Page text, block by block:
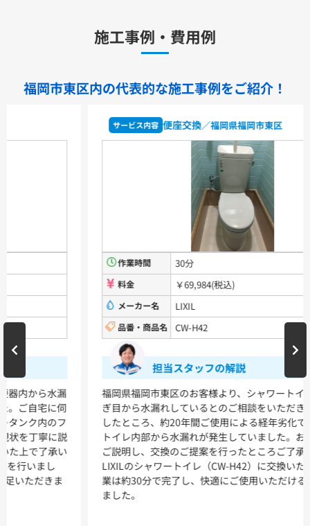
TKS05321Z TKS05305JA TKS05305ZA
TKS05301J TKS05311J TKS05310J
洗面化粧台用水栓金具
TLHG30ERZ TLN32TEFR
TLHG31AEFZ TLHG30EGR TLHG30EGZ
TLS05301J
TLS05301Z TLG05301J TLG05301Z
LF-E345SYCN
TBV03401Z1 TBV03423J1
洗面化粧台
VシリーズLMPB060A1GDC1G+LDPB060BAGEN2
VシリーズLMPB075A1GDC1G+LDPB075BAGEN2
VシリーズLMPB075A3GDC1G+LDPB075BAGEN2
VシリーズLMPB075B1GDC1G+LDPB075BAGEN2
浴室
シンラ サザナ
キッチン
施工事例・費用例
福岡市東区内の代表的な施工事例をご紹介！
便座交換／福岡県福岡市東区
30分
￥69,984(税込)
LIXIL
CW-H42
担当スタッフの解説
福岡県福岡市東区のお客様より、シャワートイレのホース継
ぎ目から水漏れしているとのご相談をいただきました。確認
したところ、約20年間ご使用による経年劣化で、シャワー
トイレ内部から水漏れが発生していました。お客様に状況を
ご説明し、交換のご提案を行ったところご了承いただき、
LIXILのシャワートイレ（CW-H42）に交換いたしました。作
業は約30分で完了し、快適にご使用いただける状態になり